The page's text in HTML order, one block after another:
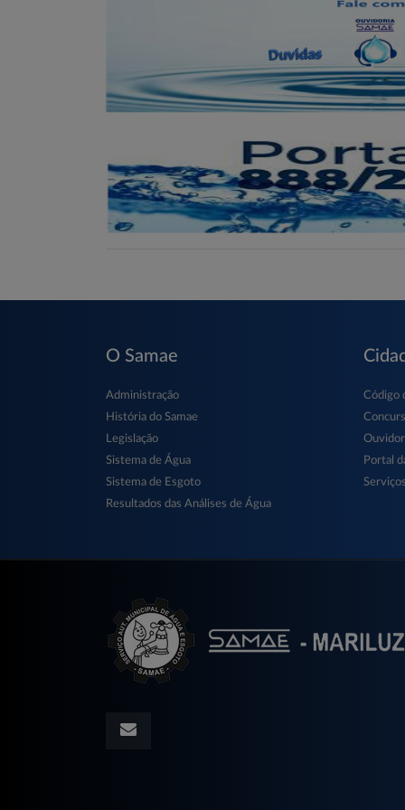
O Samae
Administração
História do Samae
Legislação
Sistema de Água
Sistema de Esgoto
Resultados das Análises de Água
Código
Portal